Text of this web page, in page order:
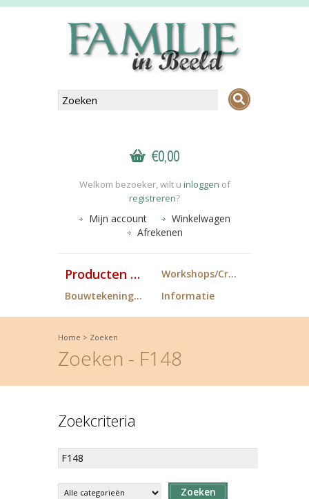
€0,00
Welkom bezoeker, wilt u inloggen of
registreren?
Mijn account
Winkelwagen
Afrekenen
Producten FiB
Workshops/Cropdagen
Bouwtekeningen
Informatie
Home > Zoeken
Zoeken - F148
Zoekcriteria
Zoeken